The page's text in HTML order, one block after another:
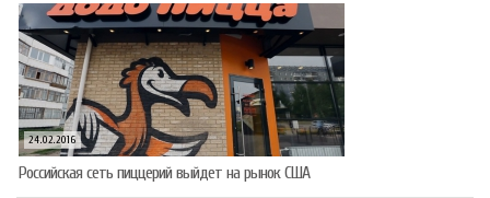
24.02.2016
Российская сеть пиццерий выйдет на рынок США